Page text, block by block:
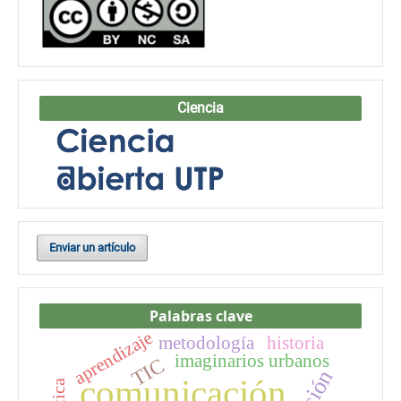
Ciencia
Enviar un artículo
Palabras clave
TIC
aprendizaje imaginarios urbanos
metodología historia